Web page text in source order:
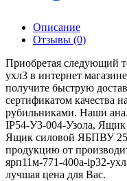
Описание
Отзывы (0)
Приобретая следующий
ухл3 в интернет
получите быструю
сертификатом качества
рубильниками. Наши
IP54-У3-004-Узола,
Ящик силовой ЯБПВУ
продукцию от
ярп11м-771-400а-ip32-
лучшая цена для Вас.